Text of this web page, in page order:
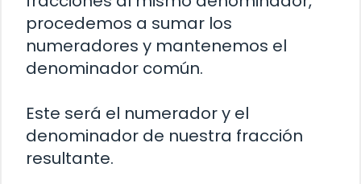
procedemos a sumar los
numeradores y mantenemos el
denominador común.
Este será el numerador y el
denominador de nuestra fracción
resultante.